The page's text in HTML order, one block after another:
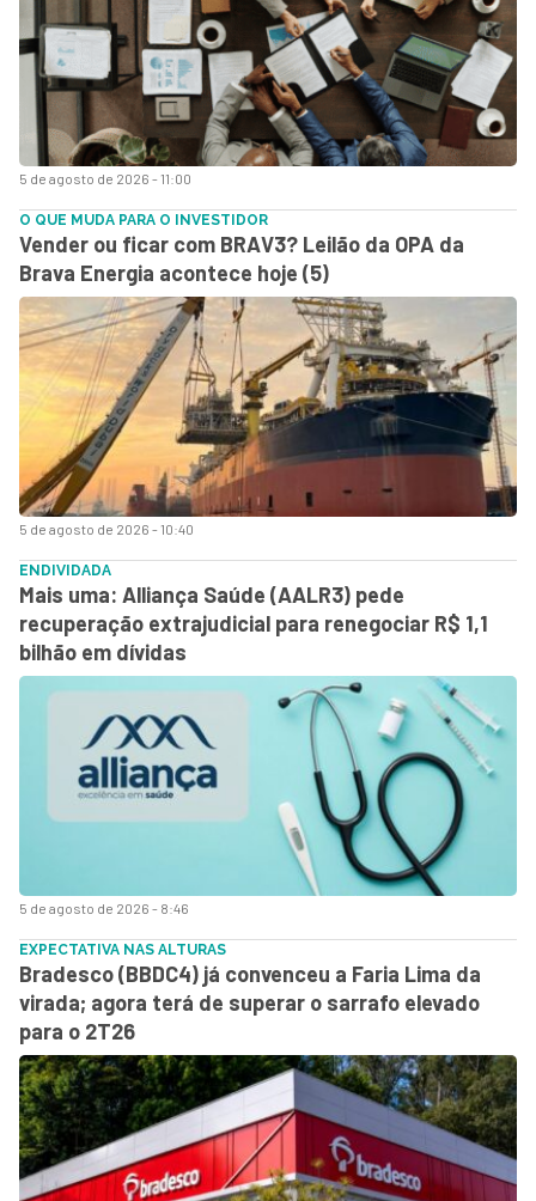
5 de agosto de 2026 - 11:00
5 de agosto de 2026 - 10:40
O QUE MUDA PARA O INVESTIDOR
Vender ou ficar com BRAV3? Leilão da OPA da
Brava Energia acontece hoje (5)
5 de agosto de 2026 - 8:46
ENDIVIDADA
Mais uma: Alliança Saúde (AALR3) pede
recuperação extrajudicial para renegociar R$ 1,1
bilhão em dívidas
EXPECTATIVA NAS ALTURAS
Bradesco (BBDC4) já convenceu a Faria Lima da
virada; agora terá de superar o sarrafo elevado
para o 2T26